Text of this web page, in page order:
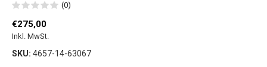
(0)
€275,00
Inkl. MwSt.
SKU: 4657-14-63067